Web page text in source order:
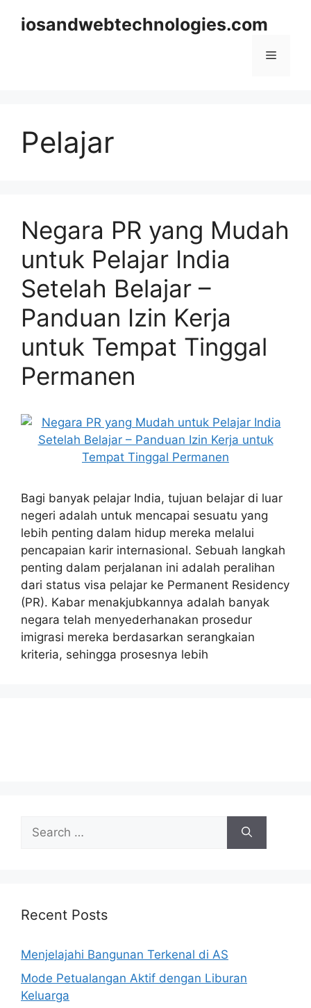
iosandwebtechnologies.com
Menu
Pelajar
Negara PR yang Mudah
untuk Pelajar India
Setelah Belajar –
Panduan Izin Kerja
untuk Tempat Tinggal
Permanen
Bagi banyak pelajar India, tujuan belajar di luar
negeri adalah untuk mencapai sesuatu yang
lebih penting dalam hidup mereka melalui
pencapaian karir internasional. Sebuah langkah
penting dalam perjalanan ini adalah peralihan
dari status visa pelajar ke Permanent Residency
(PR). Kabar menakjubkannya adalah banyak
negara telah menyederhanakan prosedur
imigrasi mereka berdasarkan serangkaian
kriteria, sehingga prosesnya lebih
Search
for:
Recent Posts
Menjelajahi Bangunan Terkenal di AS
Mode Petualangan Aktif dengan Liburan
Keluarga